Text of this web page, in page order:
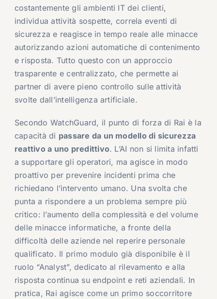
costantemente gli ambienti IT dei clienti,
individua attività sospette, correla eventi di
sicurezza e reagisce in tempo reale alle minacce
autorizzando azioni automatiche di contenimento
e risposta. Tutto questo con un approccio
trasparente e centralizzato, che permette ai
partner di avere pieno controllo sulle attività
svolte dall’intelligenza artificiale.
Secondo WatchGuard, il punto di forza di Rai è la
capacità di passare da un modello di sicurezza
reattivo a uno predittivo. L’AI non si limita infatti
a supportare gli operatori, ma agisce in modo
proattivo per prevenire incidenti prima che
richiedano l’intervento umano. Una svolta che
punta a rispondere a un problema sempre più
critico: l’aumento della complessità e del volume
delle minacce informatiche, a fronte della
difficoltà delle aziende nel reperire personale
qualificato. Il primo modulo già disponibile è il
ruolo “Analyst”, dedicato al rilevamento e alla
risposta continua su endpoint e reti aziendali. In
pratica, Rai agisce come un primo soccorritore